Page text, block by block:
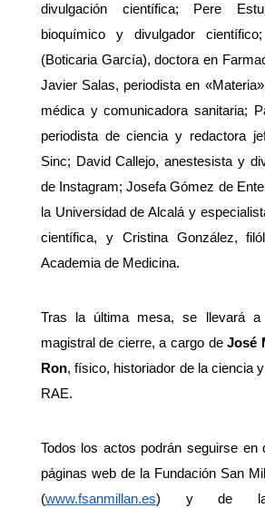
divulgación científica; Pere
bioquímico y divulgador
(Boticaria García), doctora en
Javier Salas, periodista en
médica y comunicadora sanitaria;
periodista de ciencia y redactora
Sinc; David Callejo, anestesista y
de Instagram; Josefa Gómez de
la Universidad de Alcalá y
científica, y Cristina González,
Academia de Medicina.
Tras la última mesa, se llevará
magistral de cierre, a cargo deJosé
Ron, físico, historiador de la ciencia
RAE.
Todos los actos podrán seguirse en
páginas web de la Fundación San
(www.fsanmillan.es) y de la